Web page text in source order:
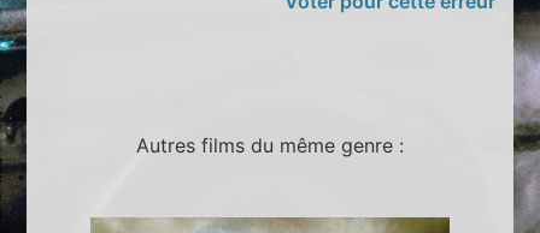
Autres films du même genre :